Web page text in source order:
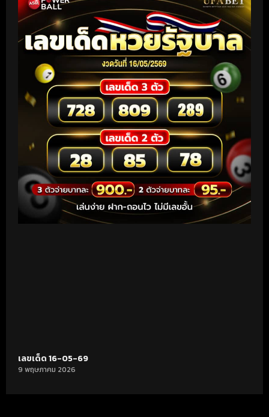
เลขเด็ด 16-05-69
9 พฤษภาคม 2026